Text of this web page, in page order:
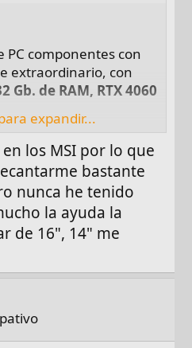
PC componentes con
extraordinario, con
Gb. de RAM, RTX 4060
está enfocada a
diseño, edición, etc...
aunque
puede jugar con
QHD+ (2560x1600)
de altas
msi-p...vo-
1tb-ssd-rtx-4060-16
expandir...
los MSI por lo que
bastante
nunca he tenido
la ayuda la
de 16", 14" me